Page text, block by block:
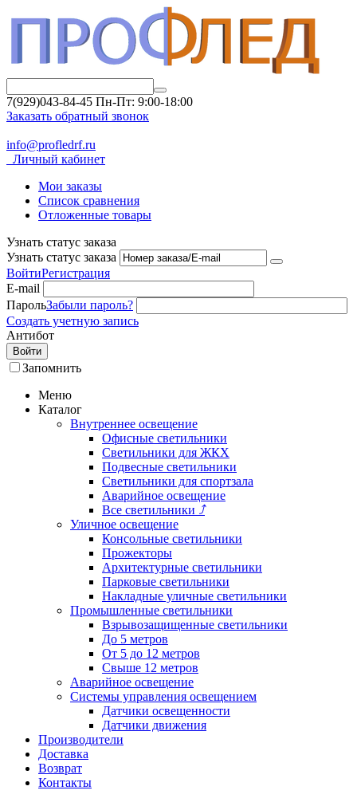
7(929)043-84-45 Пн-Пт: 9:00-18:00
Заказать обратный звонок
info@profledrf.ru
Личный кабинет
Мои заказы
Список сравнения
Отложенные товары
Узнать статус заказа
Узнать статус заказа
ВойтиРегистрация
E-mail
ПарольЗабыли пароль?
Создать учетную запись
Антибот
Войти
Запомнить
Меню
Каталог
Внутреннее освещение
Офисные светильники
Светильники для ЖКХ
Подвесные светильники
Светильники для спортзала
Аварийное освещение
Все светильники ⤴
Уличное освещение
Консольные светильники
Прожекторы
Архитектурные светильники
Парковые светильники
Накладные уличные светильники
Промышленные светильники
Взрывозащищенные светильники
До 5 метров
От 5 до 12 метров
Свыше 12 метров
Аварийное освещение
Системы управления освещением
Датчики освещенности
Датчики движения
Производители
Доставка
Возврат
Контакты